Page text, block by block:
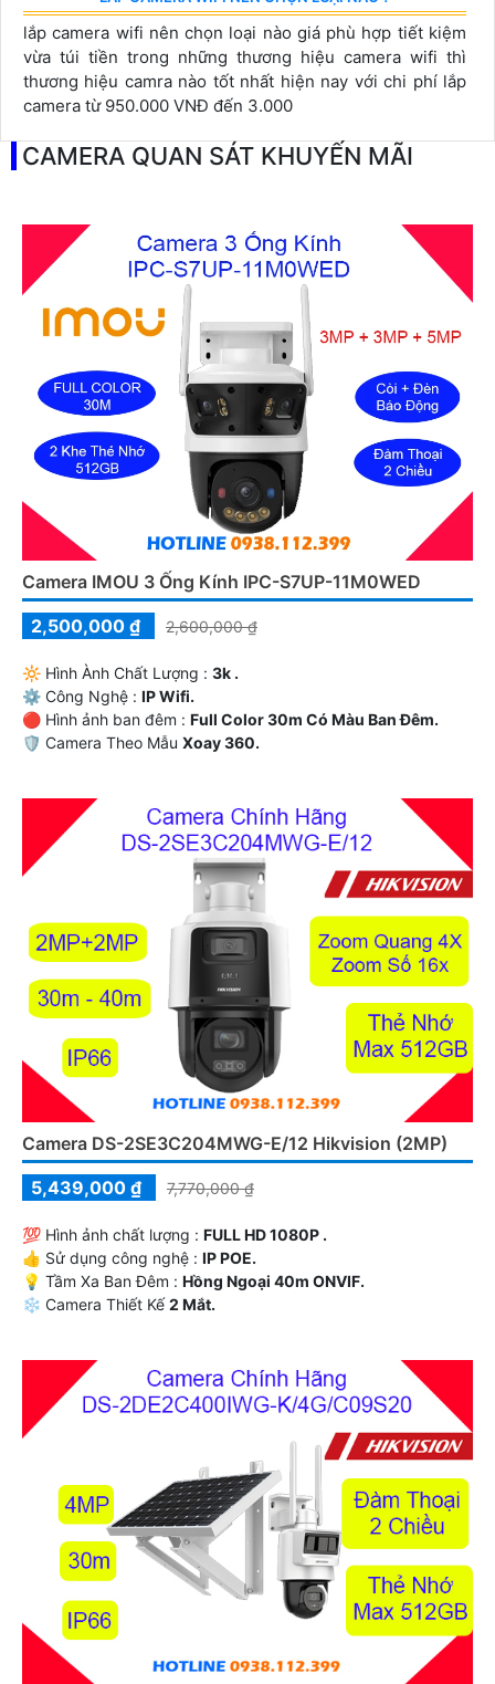
lắp camera wifi nên chọn loại nào giá phù hợp tiết kiệm
vừa túi tiền trong những thương hiệu camera wifi thì
thương hiệu camra nào tốt nhất hiện nay với chi phí lắp
camera từ 950.000 VNĐ đến 3.000
CAMERA QUAN SÁT KHUYẾN MÃI
Camera IMOU 3 Ống Kính IPC-S7UP-11M0WED
2,500,000 ₫
2,600,000 ₫
🔆 Hình Ành Chất Lượng : 3k .
⚙ Công Nghệ : IP Wifi.
🔴 Hình ảnh ban đêm : Full Color 30m Có Màu Ban Ðêm.
🛡 Camera Theo Mẫu Xoay 360.
Camera DS-2SE3C204MWG-E/12 Hikvision (2MP)
5,439,000 ₫
7,770,000 ₫
💯 Hình ảnh chất lượng : FULL HD 1080P .
👍 Sử dụng công nghệ : IP POE.
💡 Tầm Xa Ban Đêm : Hồng Ngoại 40m ONVIF.
❄ Camera Thiết Kế 2 Mắt.